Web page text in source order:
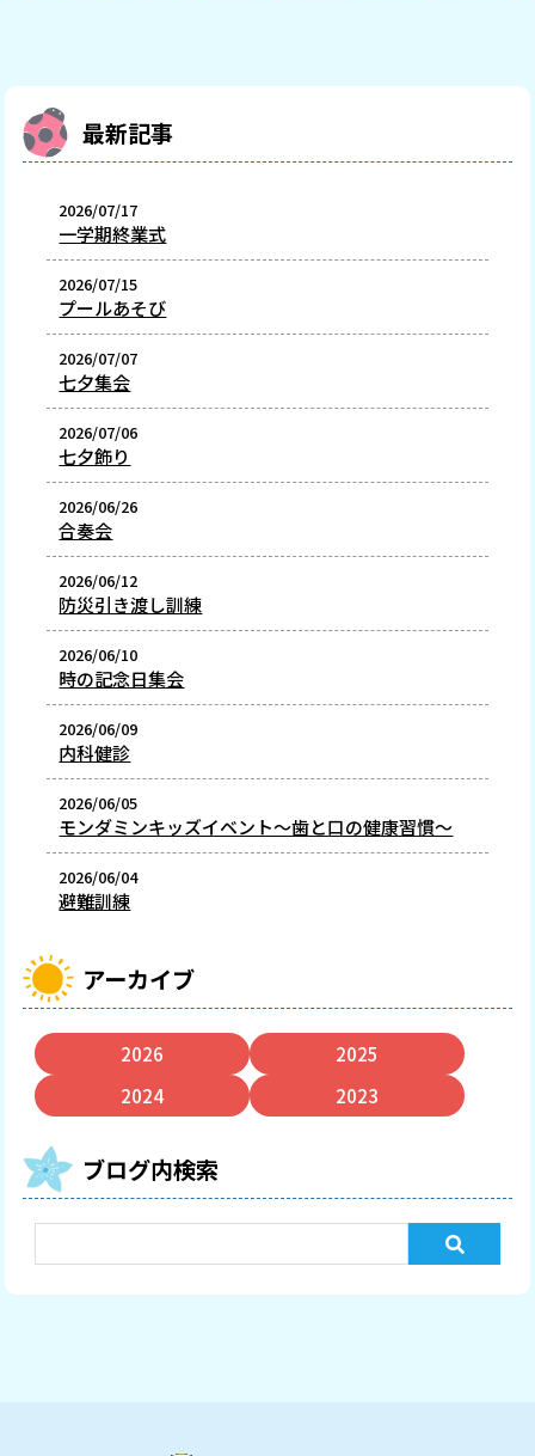
最新記事
2026/07/17
一学期終業式
2026/07/15
プールあそび
2026/07/07
七夕集会
2026/07/06
七夕飾り
2026/06/26
合奏会
2026/06/12
防災引き渡し訓練
2026/06/10
時の記念日集会
2026/06/09
内科健診
2026/06/05
モンダミンキッズイベント～歯と口の健康習慣～
2026/06/04
避難訓練
アーカイブ
2026
2025
2024
2023
ブログ内検索